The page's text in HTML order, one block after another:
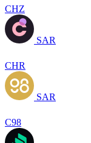
CHZ
SAR
CHR
SAR
C98